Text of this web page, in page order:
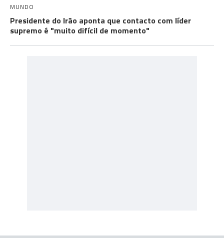
MUNDO
Presidente do Irão aponta que contacto com líder
supremo é "muito difícil de momento"